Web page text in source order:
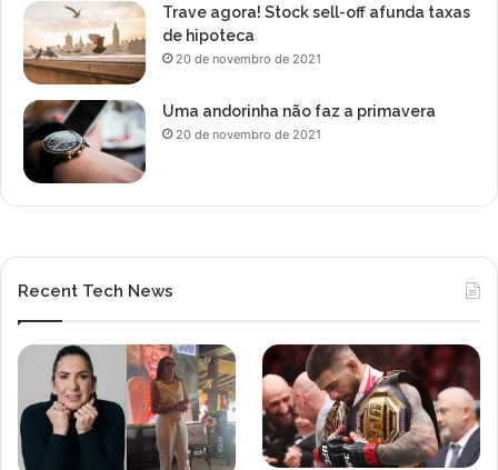
o
o
G
u
s
i
s
n
a
d
u
f
l
o
e
s
Trave agora! Stock sell-off afunda taxas
de hipoteca
20 de novembro de 2021
Uma andorinha não faz a primavera
20 de novembro de 2021
Recent Tech News